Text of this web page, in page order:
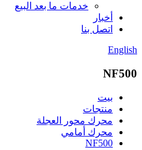
خدمات ما بعد البيع
أخبار
اتصل بنا
English
NF500
بيت
منتجات
محرك محور العجلة
محرك أمامي
NF500